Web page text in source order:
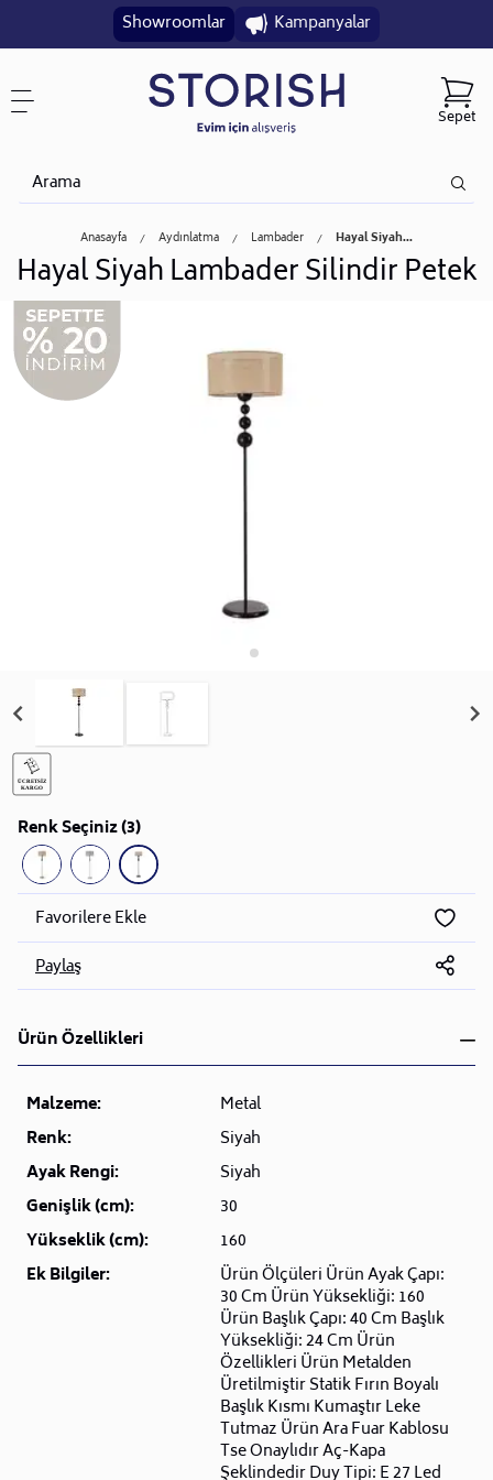
Showroomlar Kampanyalar
Sepet
Anasayfa Aydınlatma Lambader Hayal Siyah...
Hayal Siyah Lambader Silindir Petek
Renk Seçiniz (3)
Favorilere Ekle
Paylaş
Ürün Özellikleri
Malzeme:
Metal
Renk:
Siyah
Ayak Rengi:
Siyah
Genişlik (cm):
30
Yükseklik (cm):
160
Ek Bilgiler:
Ürün Ölçüleri Ürün Ayak Çapı:
30 Cm Ürün Yüksekliği: 160
Ürün Başlık Çapı: 40 Cm Başlık
Yüksekliği: 24 Cm Ürün
Özellikleri Ürün Metalden
Üretilmiştir Statik Fırın Boyalı
Başlık Kısmı Kumaştır Leke
Tutmaz Ürün Ara Fuar Kablosu
Tse Onaylıdır Aç-Kapa
Şeklindedir Duy Tipi: E 27 Led